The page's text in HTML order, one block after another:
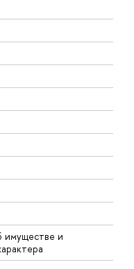
имуществе и